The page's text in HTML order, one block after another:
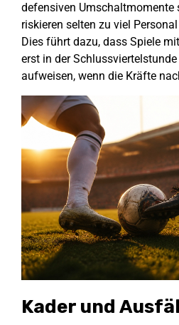
defensiven Umschaltmomente
riskieren selten zu viel
Dies führt dazu, dass Spiele
erst in der
aufweisen, wenn die Kräfte
Kader und